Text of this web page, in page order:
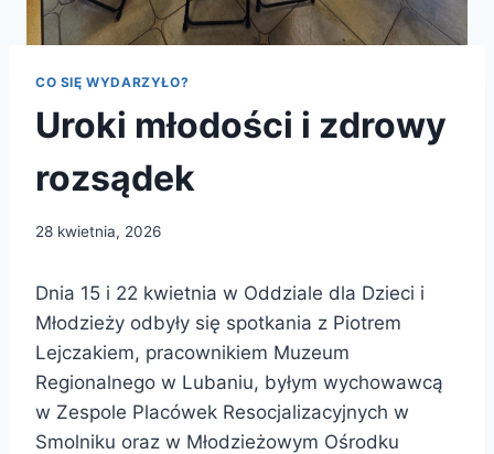
CO SIĘ WYDARZYŁO?
Uroki młodości i zdrowy
rozsądek
28 kwietnia, 2026
Dnia 15 i 22 kwietnia w Oddziale dla Dzieci i
Młodzieży odbyły się spotkania z Piotrem
Lejczakiem, pracownikiem Muzeum
Regionalnego w Lubaniu, byłym wychowawcą
w Zespole Placówek Resocjalizacyjnych w
Smolniku oraz w Młodzieżowym Ośrodku